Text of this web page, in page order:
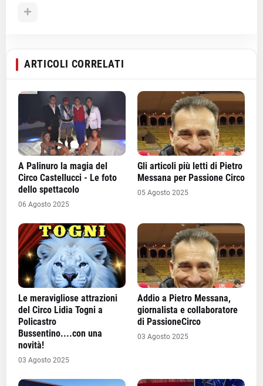
ARTICOLI CORRELATI
A Palinuro la magia del
Circo Castellucci - Le foto
dello spettacolo
06 Agosto 2025
Gli articoli più letti di Pietro
Messana per Passione Circo
05 Agosto 2025
Le meravigliose attrazioni
del Circo Lidia Togni a
Policastro
Bussentino....con una
novità!
03 Agosto 2025
Addio a Pietro Messana,
giornalista e collaboratore
di PassioneCirco
03 Agosto 2025